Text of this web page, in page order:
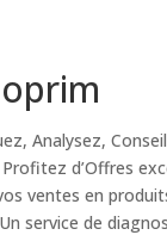
Analysez,
d’Offres
ventes en
service de